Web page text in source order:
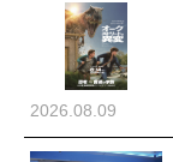
2026.08.09